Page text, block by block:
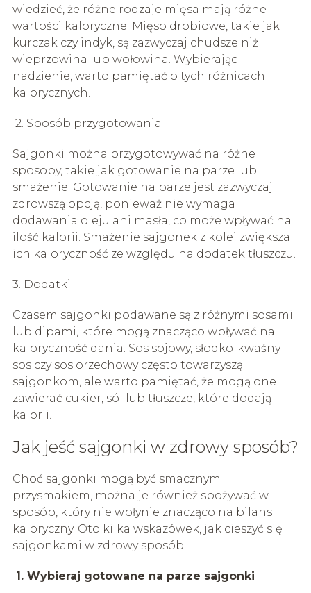
wiedzieć, że różne rodzaje mięsa mają różne
wartości kaloryczne. Mięso drobiowe, takie jak
kurczak czy indyk, są zazwyczaj chudsze niż
wieprzowina lub wołowina. Wybierając
nadzienie, warto pamiętać o tych różnicach
kalorycznych.
2. Sposób przygotowania
Sajgonki można przygotowywać na różne
sposoby, takie jak gotowanie na parze lub
smażenie. Gotowanie na parze jest zazwyczaj
zdrowszą opcją, ponieważ nie wymaga
dodawania oleju ani masła, co może wpływać na
ilość kalorii. Smażenie sajgonek z kolei zwiększa
ich kaloryczność ze względu na dodatek tłuszczu.
3. Dodatki
Czasem sajgonki podawane są z różnymi sosami
lub dipami, które mogą znacząco wpływać na
kaloryczność dania. Sos sojowy, słodko-kwaśny
sos czy sos orzechowy często towarzyszą
sajgonkom, ale warto pamiętać, że mogą one
zawierać cukier, sól lub tłuszcze, które dodają
kalorii.
Jak jeść sajgonki w zdrowy sposób?
Choć sajgonki mogą być smacznym
przysmakiem, można je również spożywać w
sposób, który nie wpłynie znacząco na bilans
kaloryczny. Oto kilka wskazówek, jak cieszyć się
sajgonkami w zdrowy sposób:
1. Wybieraj gotowane na parze sajgonki